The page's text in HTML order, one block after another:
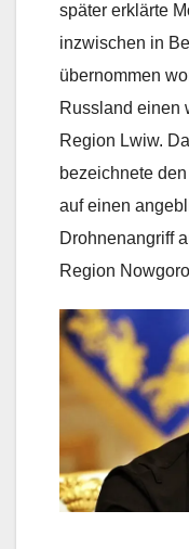
später erklärte
inzwischen in
übernommen
Russland einen
Region Lwiw.
bezeichnete
auf einen
Drohnenangriff
Region